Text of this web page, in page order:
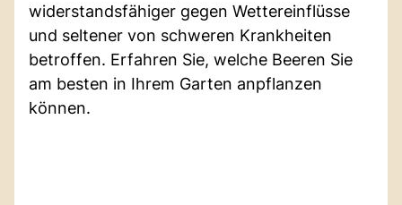
widerstandsfähiger gegen Wettereinflüsse
und seltener von schweren Krankheiten
betroffen. Erfahren Sie, welche Beeren Sie
am besten in Ihrem Garten anpflanzen
können.